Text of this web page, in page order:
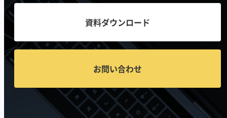
資料ダウンロード
お問い合わせ